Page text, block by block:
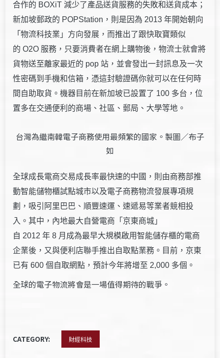
合作的 BOXiT 減少了產品送貨服務的失敗和送貨成本；
新加坡郵政的 POPStation，則是因為 2013 年開始朝向
「物流科技業」方向發展，而推出了跟快取寶類似
的 O2O 服務，只要消費者在網上購物後，物流士就會將
貨物送至離家最近的 pop 站，並會發出一封訊息及一次
性密碼到手機和信箱，憑這封驗證碼你就可以在任何時
間自助取貨。機器目前在新加坡已設置了 100 多台，位
置多在交通便利的商場、社區、郵局、大學等地。
台灣為繼南韓電子商務使用最頻繁的國家。製圖／布子
如
全球成長電商交易成長率最快速的中國，則由商務部推
動智能儲物櫃試點城市以及電子商務物流發展專項規
劃，吸引阿里巴巴、順豐速運、速遞易等業者競相投
入。其中，內地最大自營電商「京東商城」
自 2012 年 8 月成為最早大規模啟用智能儲存櫃的電商
企業後，又與便利店聯手推出自取點業務。目前，京東
已有 600 個自取網點，預計今年將增至 2,000 多個。
全球的電子物流將會是一場值得期待的戰爭。
CATEGORY: 財經科技